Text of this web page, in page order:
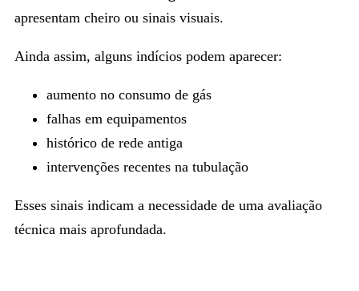
apresentam cheiro ou sinais visuais.
Ainda assim, alguns indícios podem aparecer:
aumento no consumo de gás
falhas em equipamentos
histórico de rede antiga
intervenções recentes na tubulação
Esses sinais indicam a necessidade de uma avaliação
técnica mais aprofundada.